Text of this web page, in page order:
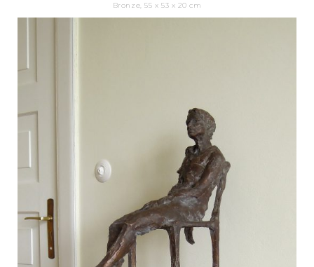
Bronze, 55 x 53 x 20 cm